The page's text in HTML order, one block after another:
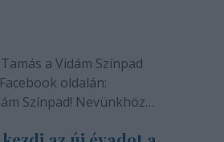
a Vidám Színpad
oldalán:
Színpad! Nevünkhöz